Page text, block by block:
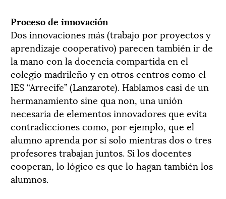
Proceso de innovación
Dos innovaciones más (trabajo por proyectos y
aprendizaje cooperativo) parecen también ir de
la mano con la docencia compartida en el
colegio madrileño y en otros centros como el
IES “Arrecife” (Lanzarote). Hablamos casi de un
hermanamiento sine qua non, una unión
necesaria de elementos innovadores que evita
contradicciones como, por ejemplo, que el
alumno aprenda por sí solo mientras dos o tres
profesores trabajan juntos. Si los docentes
cooperan, lo lógico es que lo hagan también los
alumnos.